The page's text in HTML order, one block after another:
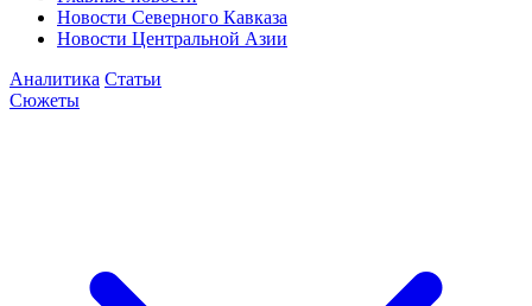
Новости Северного Кавказа
Новости Центральной Азии
Аналитика Статьи
Сюжеты